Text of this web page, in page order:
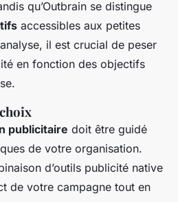
qu’Outbrain se distingue
accessibles aux petites
il est crucial de peser
en fonction des objectifs
publicitaire doit être guidé
de votre organisation.
d’outils publicité native
de votre campagne tout en